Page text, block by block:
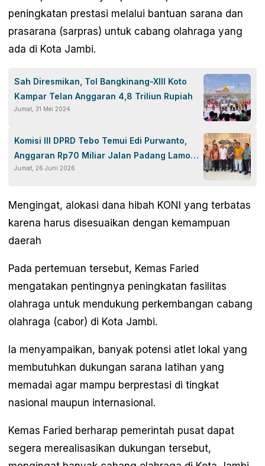
peningkatan prestasi melalui bantuan sarana dan
prasarana (sarpras) untuk cabang olahraga yang
ada di Kota Jambi.
Sah Diresmikan, Tol Bangkinang-XIII Koto
Kampar Telan Anggaran 4,8 Triliun Rupiah
Jumat, 31 Mei 2024
Komisi III DPRD Tebo Temui Edi Purwanto,
Anggaran Rp70 Miliar Jalan Padang Lamo
Dikawal
Jumat, 26 Juni 2026
Mengingat, alokasi dana hibah KONI yang terbatas
karena harus disesuaikan dengan kemampuan
daerah
Pada pertemuan tersebut, Kemas Faried
mengatakan pentingnya peningkatan fasilitas
olahraga untuk mendukung perkembangan cabang
olahraga (cabor) di Kota Jambi.
Ia menyampaikan, banyak potensi atlet lokal yang
membutuhkan dukungan sarana latihan yang
memadai agar mampu berprestasi di tingkat
nasional maupun internasional.
Kemas Faried berharap pemerintah pusat dapat
segera merealisasikan dukungan tersebut,